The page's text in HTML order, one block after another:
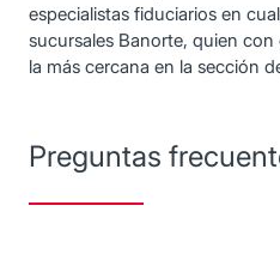
especialistas fiduciarios en
sucursales Banorte, quien
la más cercana en la sección
Preguntas